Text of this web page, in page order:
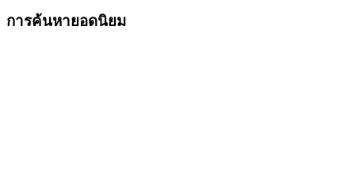
การค้นหายอดนิยม